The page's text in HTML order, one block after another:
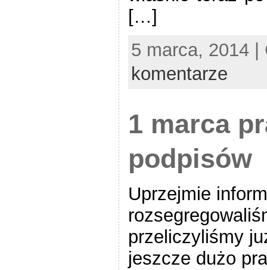
[…]
5 marca, 2014
komentarze
1 marca
podpisów
Uprzejmie
przeliczyliśmy
jeszcze dużo